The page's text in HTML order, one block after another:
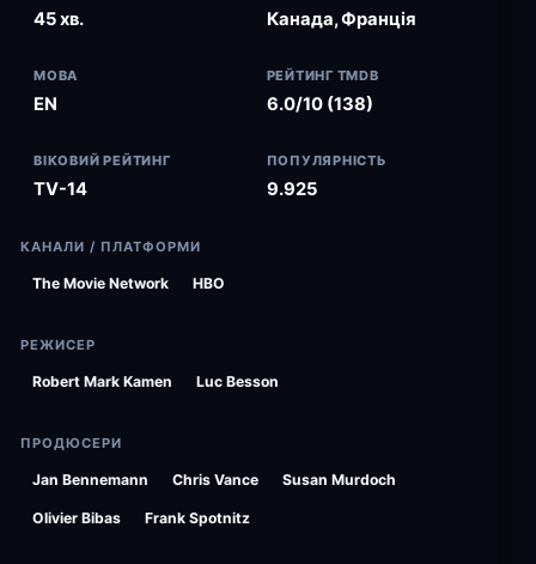
45 хв. Канада, Франція
МОВА
EN
РЕЙТИНГ TMDB
6.0/10 (138)
ВІКОВИЙ РЕЙТИНГ
TV-14
ПОПУЛЯРНІСТЬ
9.925
КАНАЛИ / ПЛАТФОРМИ
The Movie Network HBO
РЕЖИСЕР
Robert Mark Kamen Luc Besson
ПРОДЮСЕРИ
Jan Bennemann Chris Vance Susan Murdoch
Olivier Bibas Frank Spotnitz